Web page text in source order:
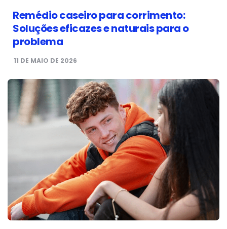
Remédio caseiro para corrimento:
Soluções eficazes e naturais para o
problema
11 DE MAIO DE 2026